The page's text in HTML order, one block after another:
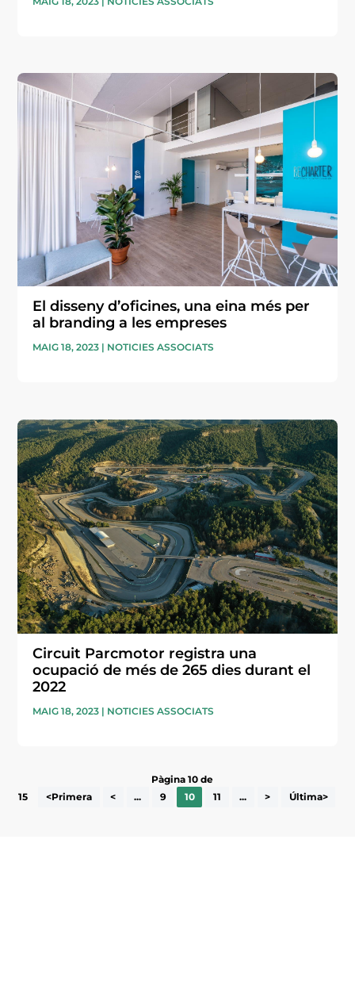
El disseny d’oficines, una eina més per
al branding a les empreses
MAIG 18, 2023 | NOTICIES ASSOCIATS
Circuit Parcmotor registra una
ocupació de més de 265 dies durant el
2022
MAIG 18, 2023 | NOTICIES ASSOCIATS
Pàgina 10 de
15
<Primera < ... 9 10 11 ... > Última>